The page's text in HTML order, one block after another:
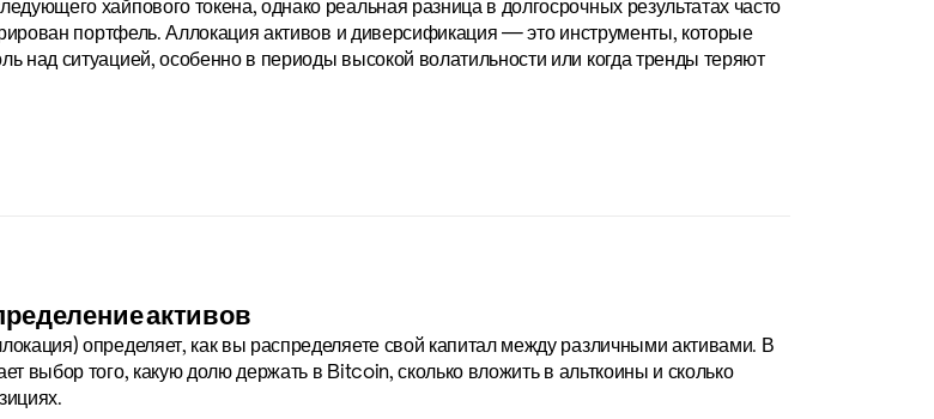
хайпового токена, однако реальная разница в долгосрочных результатах часто
портфель. Аллокация активов и диверсификация — это инструменты, которые
над ситуацией, особенно в периоды высокой волатильности или когда тренды теряют
активов
определяет, как вы распределяете свой капитал между различными активами. В
выбор того, какую долю держать в Bitcoin, сколько вложить в альткоины и сколько